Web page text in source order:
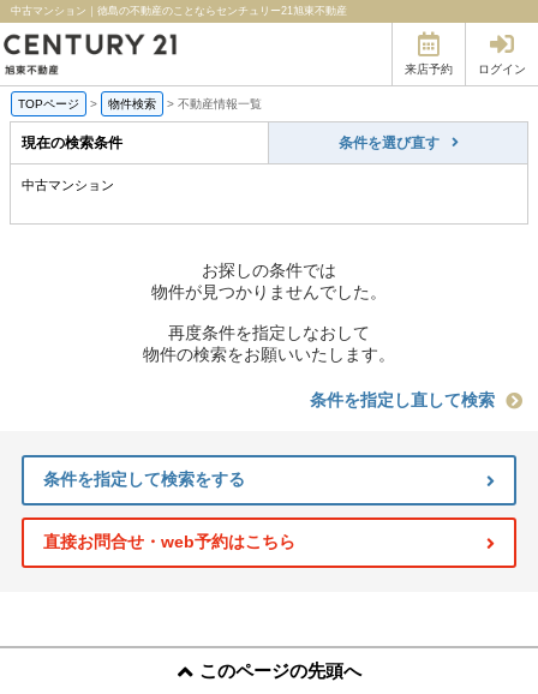
中古マンション｜徳島の不動産のことならセンチュリー21旭東不動産
来店予約 ログイン
TOPページ > 物件検索 > 不動産情報一覧
現在の検索条件 条件を選び直す
中古マンション
お探しの条件では
物件が見つかりませんでした。
再度条件を指定しなおして
物件の検索をお願いいたします。
条件を指定し直して検索
条件を指定して検索をする
直接お問合せ・web予約はこちら
このページの先頭へ